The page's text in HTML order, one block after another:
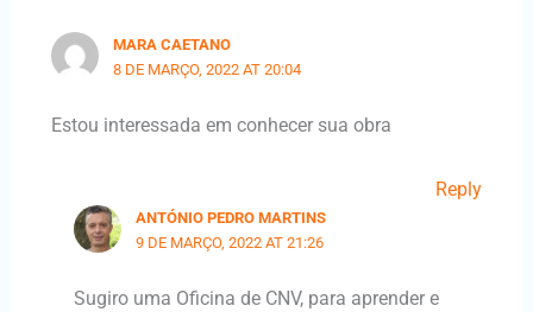
MARA CAETANO
8 DE MARÇO, 2022 AT 20:04
Estou interessada em conhecer sua obra
Reply
ANTÓNIO PEDRO MARTINS
9 DE MARÇO, 2022 AT 21:26
Sugiro uma Oficina de CNV, para aprender e